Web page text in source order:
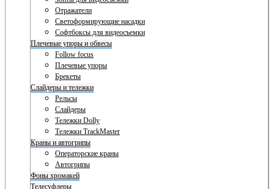
Отражатели
Светоформирующие насадки
Софтбоксы для видеосъемки
Плечевые упоры и обвесы
Follow focus
Плечевые упоры
Брекеты
Слайдеры и тележки
Рельсы
Слайдеры
Тележки Dolly
Тележки TrackMaster
Краны и автогрипы
Операторские краны
Автогрипы
Фоны хромакей
Телесуфлеры